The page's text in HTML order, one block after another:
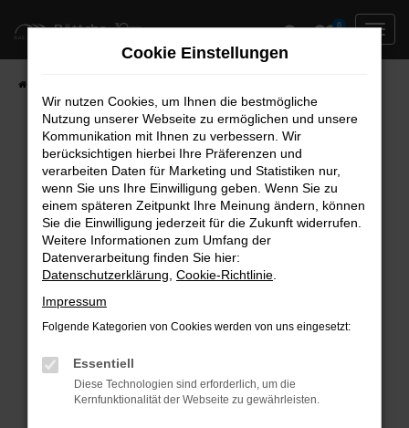
Zum
springen
0
Fehler: Network Error
Beim Laden ist ein Fehler aufgetreten.
Hier sind ein paar Tipps, die dir helfen können:
Überprüfe deine Firewall und deine
Internetverbindung.
Laden andere Webseiten, zum Beispiel deine
Manche Erweiterungen, wie Werbeblocker,
können das Laden bestimmter Seiten
verhindern. Funktioniert die Seite in einem
Cookie Einstellungen
Wir nutzen Cookies, um Ihnen die bestmögliche
Nutzung unserer Webseite zu ermöglichen und unsere
Kommunikation mit Ihnen zu verbessern. Wir
berücksichtigen hierbei Ihre Präferenzen und
verarbeiten Daten für Marketing und Statistiken nur,
wenn Sie uns Ihre Einwilligung geben. Wenn Sie zu
einem späteren Zeitpunkt Ihre Meinung ändern, können
Sie die Einwilligung jederzeit für die Zukunft widerrufen.
Weitere Informationen zum Umfang der
Datenverarbeitung finden Sie hier:
Datenschutzerklärung Cookie-Richtlinie
Impressum
Folgende Kategorien von Cookies werden von uns eingesetzt:
Essentiell
Diese Technologien sind erforderlich, um die
Kernfunktionalität der Webseite zu gewährleisten.